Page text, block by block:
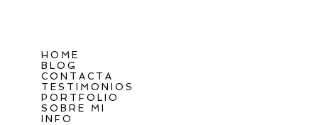
HOME
BLOG
CONTACTA
TESTIMONIOS
PORTFOLIO
SOBRE MI
INFO